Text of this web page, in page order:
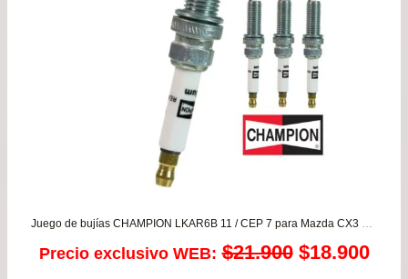
Juego de bujías CHAMPION LKAR6B 11 / CEP 7 para Mazda CX3 2.0 – CX5 2.0 – Mazda 2 1.5 – Mazda 3 2.0 desde 2012 a 2019
Precio exclusivo WEB: $21.900 El
$18.900El